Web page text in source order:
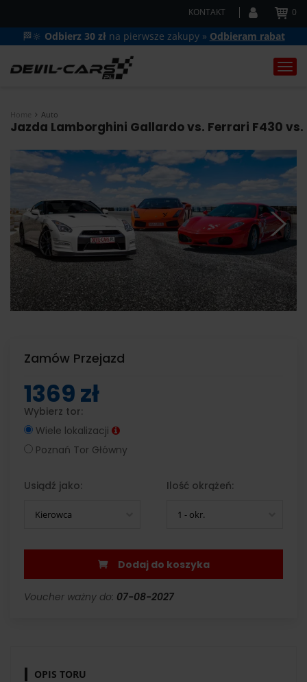
KONTAKT 0
🏁🔆 Odbierz 30 zł na pierwsze zakupy » Odbieram rabat
Home Auto
Jazda Lamborghini Gallardo vs. Ferrari F430
Zamów Przejazd
1369 zł
Wybierz tor:
Wiele lokalizacji
Poznań Tor Główny
Usiądź jako:
Kierowca
Ilość okrążeń:
1 - okr.
Dodaj do koszyka
Voucher ważny do: 07-08-2027
OPIS TORU